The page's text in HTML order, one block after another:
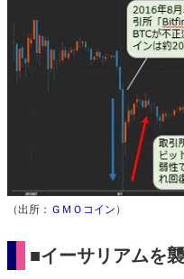
（出所： ＧＭＯコイン ）
■イーサリアムを